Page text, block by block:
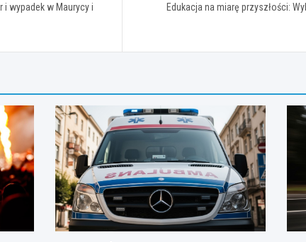
i wypadek w Maurycy i
Edukacja na miarę przyszłości: